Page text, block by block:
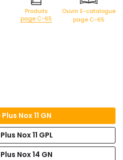
Produits
page C-65
Ouvrir E-catalogue
page C-65
Nox 11 GN
Nox 11 GPL
Nox 14 GN